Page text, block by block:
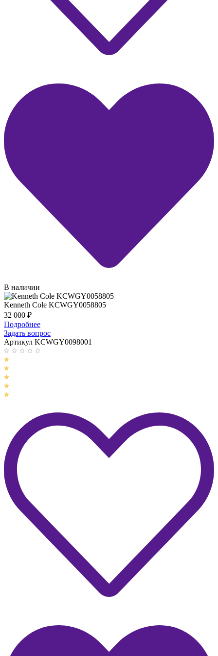
В наличии
Kenneth Cole KCWGY0058805
32 000 ₽
Подробнее
Задать вопрос
Артикул KCWGY0098001